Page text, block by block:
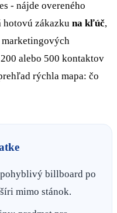
- nájde overeného
hotovú zákazku na kľúč,
marketingových
alebo 500 kontaktov
rýchla mapa: čo
billboard po
mimo stánok.